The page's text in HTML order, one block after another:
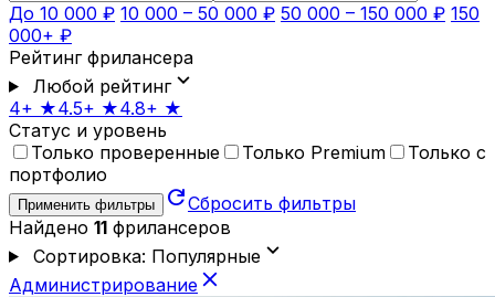
До 10 000 ₽ 10 000 – 50 000 ₽ 50 000 – 150 000 ₽ 150
000+ ₽
Рейтинг фрилансера
Любой рейтингexpand_more
4+ ★4.5+ ★4.8+ ★
Статус и уровень
Только проверенные
Только Premium
Только с
портфолио
Применить фильтры refreshСбросить фильтры
Найдено 11 фрилансеров
Сортировка: Популярныеexpand_more
Администрирование close